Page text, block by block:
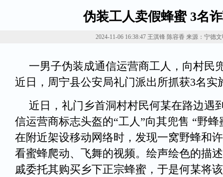
伪装工人卖假蜂蜜 3名
2024-11-06 16:38:47 王淇锋 陈容香 来源：宁德
一男子伪装成通信运营商工人，向村民
近日，周宁县公安局礼门派出所抓获3名实
近日，礼门乡首洞村村民何某在路边遇
信运营商标志头盔的“工人”向其兜售 “野
在附近架设移动网络时，发现一窝野蜂和
看蜜蜂爬动、飞舞的视频。绘声绘色的描
戚委托其购买乡下正宗蜂蜜，于是何某将